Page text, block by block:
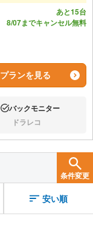
あと15台
8/07までキャンセル無料
プランを見る
あり:バックモニター
なし:ドラレコ
条件変更
安い順